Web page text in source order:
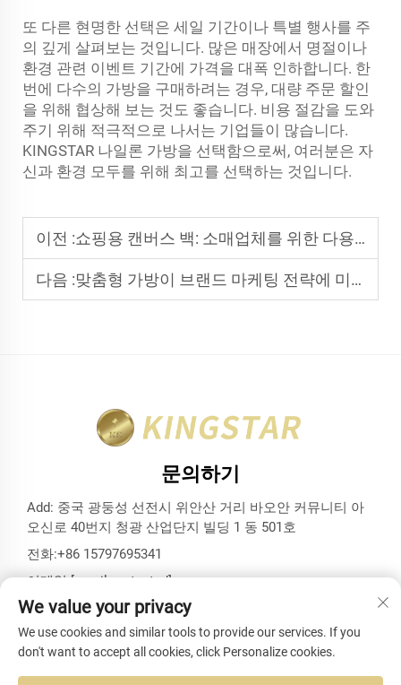
또 다른 현명한 선택은 세일 기간이나 특별 행사를 주
의 깊게 살펴보는 것입니다. 많은 매장에서 명절이나
환경 관련 이벤트 기간에 가격을 대폭 인하합니다. 한
번에 다수의 가방을 구매하려는 경우, 대량 주문 할인
을 위해 협상해 보는 것도 좋습니다. 비용 절감을 도와
주기 위해 적극적으로 나서는 기업들이 많습니다.
KINGSTAR 나일론 가방을 선택함으로써, 여러분은 자
신과 환경 모두를 위해 최고를 선택하는 것입니다.
이전 :쇼핑용 캔버스 백: 소매업체를 위한 다용도 솔루션
다음 :맞춤형 가방이 브랜드 마케팅 전략에 미치는 영향
문의하기
Add: 중국 광둥성 선전시 위안산 거리 바오안 커뮤니티 아
오신로 40번지 청광 산업단지 빌딩 1 동 501호
전화:+86 15797695341
이메일:[email protected]
저작권 © 선전 킹스타 백스 앤드 케이스 유한회사. 모든 권리 보
유 -개인정보 보호정책-블로그
We value your privacy
We use cookies and similar tools to provide our services. If you
don't want to accept all cookies, click Personalize cookies.